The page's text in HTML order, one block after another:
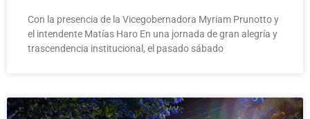
Con la presencia de la Vicegobernadora Myriam Prunotto y
el intendente Matías Haro En una jornada de gran alegría y
trascendencia institucional, el pasado sábado